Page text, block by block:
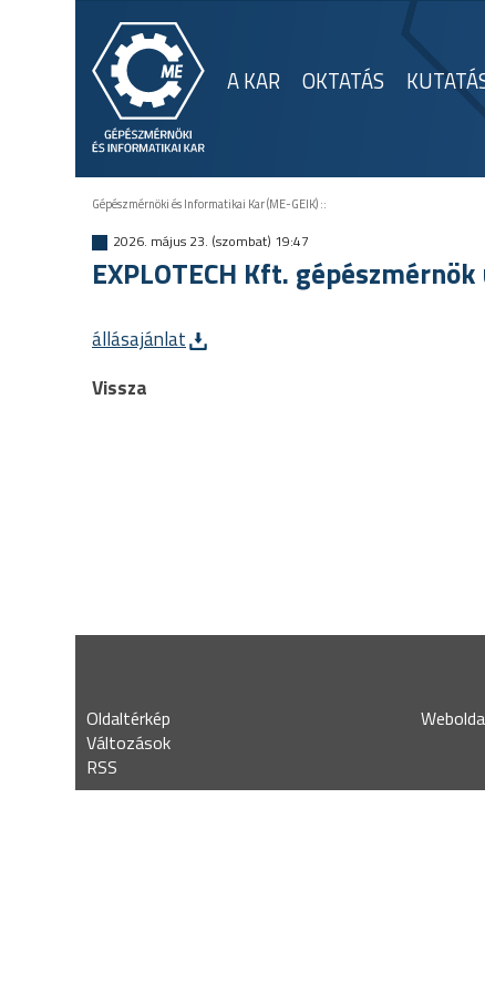
A KAR OKTATÁS
Gépészmérnöki és Informatikai Kar (ME-GEIK)::
2026. május 23. (szombat) 19:47
EXPLOTECH Kft.
állásajánlat
Vissza
Oldaltérkép
Változások
RSS